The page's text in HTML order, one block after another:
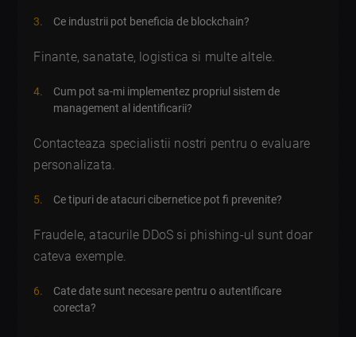
Ce industrii pot beneficia de blockchain?
Finante, sanatate, logistica si multe altele.
Cum pot sa-mi implementez propriul sistem de
management al identificarii?
Contacteaza specialistii nostri pentru o evaluare
personalizata.
Ce tipuri de atacuri cibernetice pot fi prevenite?
Fraudele, atacurile DDoS si phishing-ul sunt doar
cateva exemple.
Cate date sunt necesare pentru o autentificare
corecta?